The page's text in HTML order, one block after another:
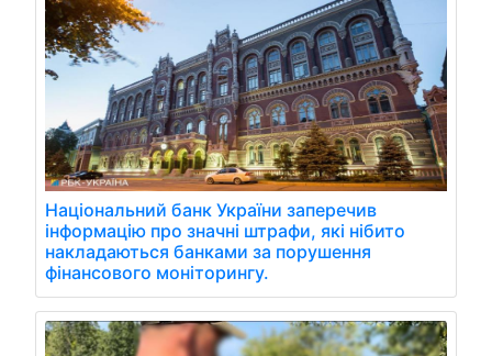
Національний банк України заперечив
інформацію про значні штрафи, які нібито
накладаються банками за порушення
фінансового моніторингу.